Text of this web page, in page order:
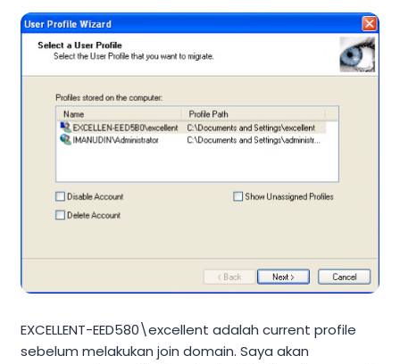
EXCELLENT-EED580\excellent adalah current profile
sebelum melakukan join domain. Saya akan